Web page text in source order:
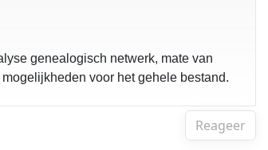
genealogisch netwerk, mate van
voor het gehele bestand.
Reageer